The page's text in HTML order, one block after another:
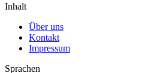
Inhalt
Über uns
Kontakt
Impressum
Sprachen